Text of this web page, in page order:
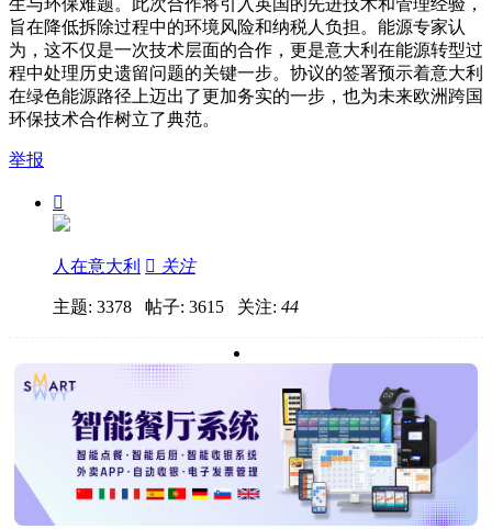
生与环保难题。此次合作将引入英国的先进技术和管理经验，
旨在降低拆除过程中的环境风险和纳税人负担。能源专家认
为，这不仅是一次技术层面的合作，更是意大利在能源转型过
程中处理历史遗留问题的关键一步。协议的签署预示着意大利
在绿色能源路径上迈出了更加务实的一步，也为未来欧洲跨国
环保技术合作树立了典范。
举报

人在意大利  关注
主题: 3378 帖子: 3615 关注: 44